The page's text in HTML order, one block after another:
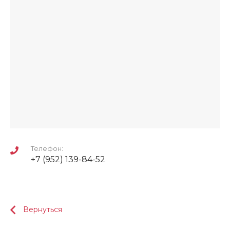
Телефон:
+7 (952) 139-84-52
Вернуться